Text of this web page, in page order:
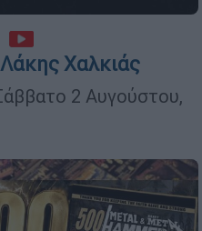
Χαλκιάς
2 Αυγούστου,